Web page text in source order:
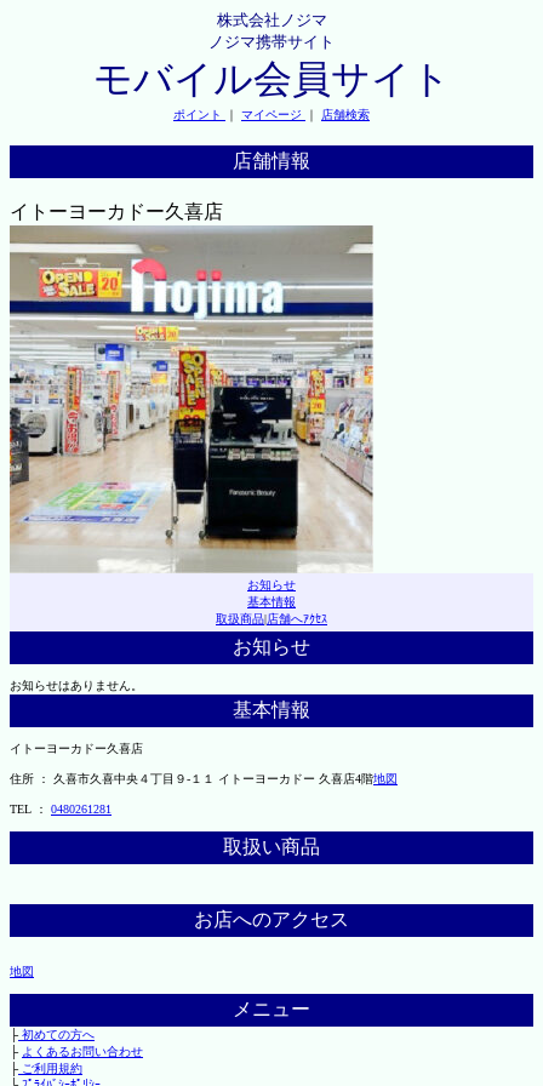
株式会社ノジマ
ノジマ携帯サイト
モバイル会員サイト
ポイント ｜ マイページ ｜ 店舗検索
店舗情報
イトーヨーカドー久喜店
お知らせ
基本情報
取扱商品|店舗へｱｸｾｽ
お知らせ
お知らせはありません。
基本情報
イトーヨーカドー久喜店
住所 ： 久喜市久喜中央４丁目９-１１ イトーヨーカドー 久喜店4階地図
TEL ： 0480261281
取扱い商品
お店へのアクセス
地図
メニュー
├初めての方へ
├ よくあるお問い合わせ
├ご利用規約